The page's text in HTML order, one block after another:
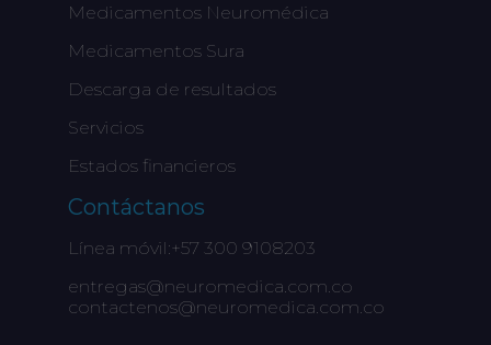
Medicamentos Neuromédica
Medicamentos Sura
Descarga de resultados
Servicios
Estados financieros
Contáctanos
Línea móvil:+57 300 9108203
entregas@neuromedica.com.co
contactenos@neuromedica.com.co